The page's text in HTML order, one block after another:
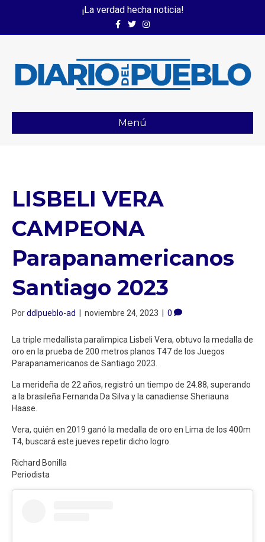
¡La verdad hecha noticia!
FacebookTwitterInstagram
Menú
LISBELI VERA
CAMPEONA
Parapanamericanos
Santiago 2023
Porddlpueblo-ad | noviembre 24, 2023 | 0
La triple medallista paralimpica Lisbeli Vera, obtuvo la medalla de
oro en la prueba de 200 metros planos T47 de los Juegos
Parapanamericanos de Santiago 2023.
La merideña de 22 años, registró un tiempo de 24.88, superando
a la brasileña Fernanda Da Silva y la canadiense Sheriauna
Haase.
Vera, quién en 2019 ganó la medalla de oro en Lima de los 400m
T4, buscará este jueves repetir dicho logro.
Richard Bonilla
Periodista